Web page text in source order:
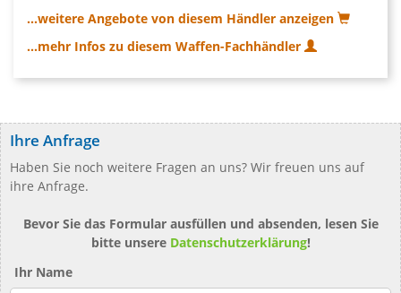
...weitere Angebote von diesem Händler anzeigen
...mehr Infos zu diesem Waffen-Fachhändler
Ihre Anfrage
Haben Sie noch weitere Fragen an uns? Wir freuen uns auf
ihre Anfrage.
Bevor Sie das Formular ausfüllen und absenden, lesen Sie
bitte unsere Datenschutzerklärung!
Ihr Name